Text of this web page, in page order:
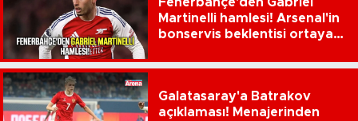
Martinelli hamlesi! Arsenal'in
bonservis beklentisi ortaya
Galatasaray'a Batrakov
açıklaması! Menajerinden